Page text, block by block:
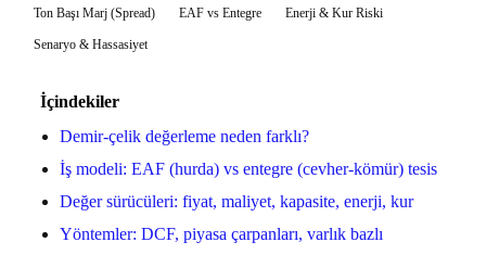
Ton Başı Marj (Spread) EAF vs Entegre Enerji & Kur Riski
Senaryo & Hassasiyet
İçindekiler
Demir-çelik değerleme neden farklı?
İş modeli: EAF (hurda) vs entegre (cevher-kömür) tesis
Değer sürücüleri: fiyat, maliyet, kapasite, enerji, kur
Yöntemler: DCF, piyasa çarpanları, varlık bazlı